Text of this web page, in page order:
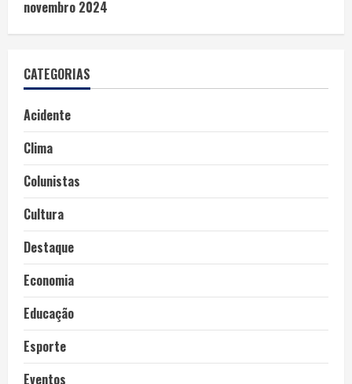
novembro 2024
CATEGORIAS
Acidente
Clima
Colunistas
Cultura
Destaque
Economia
Educação
Esporte
Eventos